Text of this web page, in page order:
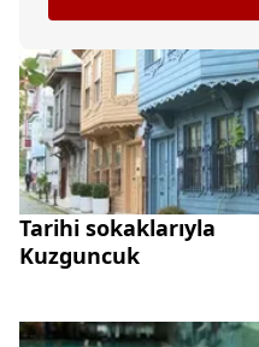
Tarihi sokaklarıyla
Kuzguncuk